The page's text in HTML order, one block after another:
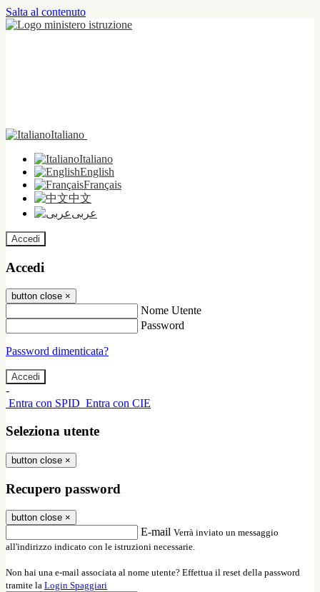
Salta al contenuto
Italiano
Italiano
English
Français
中文
عربى
Accedi
Accedi
button close ×
Nome Utente
Password
Password dimenticata?
-
Entra con SPID Entra con CIE
Seleziona utente
button close ×
Recupero password
button close ×
E-mail Verrà inviato un messaggio
all'indirizzo indicato con le istruzioni necessarie.
Non hai una e-mail associata al nome utente? Effettua il reset della password
tramite la Login Spaggiari